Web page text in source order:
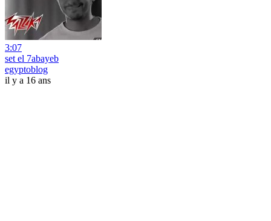
3:07
set el 7abayeb
egyptoblog
il y a 16 ans